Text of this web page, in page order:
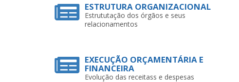
ESTRUTURA ORGANIZACIONAL
Estrututação dos órgãos e seus
relacionamentos
EXECUÇÃO ORÇAMENTÁRIA E
FINANCEIRA
Evolução das receitass e despesas